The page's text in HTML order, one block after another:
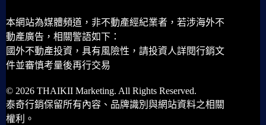
本網站為媒體頻道，非不動產經紀業者，若涉海外不
動產廣告，相關警語如下：
國外不動產投資，具有風險性，請投資人詳閱行銷文
件並審慎考量後再行交易
© 2026 THAIKII Marketing. All Rights Reserved.
泰奇行銷保留所有內容、品牌識別與網站資料之相關
權利。